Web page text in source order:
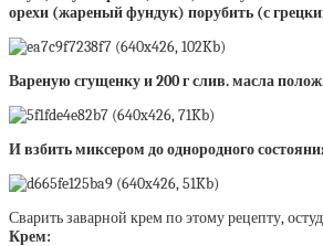
орехи (жареный фундук) порубить (с
Вареную сгущенку и 200 г слив. масла
И взбить миксером до однородного
Сварить заварной крем по этому рецепту,
Крем: